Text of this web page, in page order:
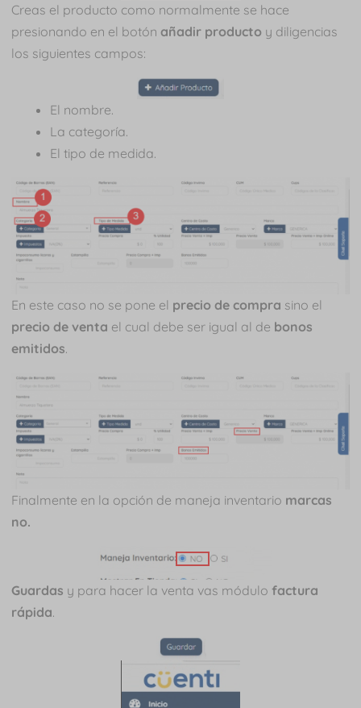
Creas el producto como normalmente se hace
presionando en el botón añadir producto y diligencias
los siguientes campos:
El nombre.
La categoría.
El tipo de medida.
En este caso no se pone el precio de compra sino el
precio de venta el cual debe ser igual al de bonos
emitidos.
Finalmente en la opción de maneja inventario marcas
no.
Guardas y para hacer la venta vas módulo factura
rápida.